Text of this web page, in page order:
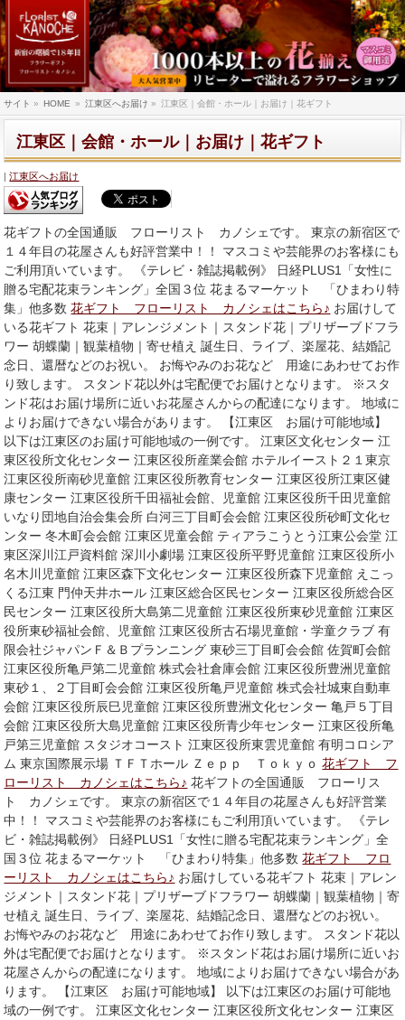
サイト » HOME » 江東区へお届け » 江東区｜会館・ホール｜お届け｜花ギフト
江東区｜会館・ホール｜お届け｜花ギフト
江東区へお届け
花ギフトの全国通販 フローリスト カノシェです。 東京の新宿区で
１４年目の花屋さんも好評営業中！！ マスコミや芸能界のお客様にも
ご利用頂いています。 《テレビ・雑誌掲載例》 日経PLUS1「女性に
贈る宅配花束ランキング」全国３位 花まるマーケット 「ひまわり特
集」他多数花ギフト フローリスト カノシェはこちら♪ お届けして
いる花ギフト 花束｜アレンジメント｜スタンド花｜プリザーブドフラ
ワー 胡蝶蘭｜観葉植物｜寄せ植え 誕生日、ライブ、楽屋花、結婚記
念日、還暦などのお祝い。 お悔やみのお花など 用途にあわせてお作
り致します。 スタンド花以外は宅配便でお届けとなります。 ※スタ
ンド花はお届け場所に近いお花屋さんからの配達になります。 地域に
よりお届けできない場合があります。 【江東区 お届け可能地域】
以下は江東区のお届け可能地域の一例です。 江東区文化センター 江
東区役所文化センター 江東区役所産業会館 ホテルイースト２１東京
江東区役所南砂児童館 江東区役所教育センター 江東区役所江東区健
康センター 江東区役所千田福祉会館、児童館 江東区役所千田児童館
いなり団地自治会集会所 白河三丁目町会会館 江東区役所砂町文化セ
ンター 冬木町会会館 江東区児童会館 ティアラこうとう江東公会堂 江
東区深川江戸資料館 深川小劇場 江東区役所平野児童館 江東区役所小
名木川児童館 江東区森下文化センター 江東区役所森下児童館 えこっ
くる江東 門仲天井ホール 江東区総合区民センター 江東区役所総合区
民センター 江東区役所大島第二児童館 江東区役所東砂児童館 江東区
役所東砂福祉会館、児童館 江東区役所古石場児童館・学童クラブ 有
限会社ジャパンＦ＆Ｂプランニング 東砂三丁目町会会館 佐賀町会館
江東区役所亀戸第二児童館 株式会社倉庫会館 江東区役所豊洲児童館
東砂１、２丁目町会会館 江東区役所亀戸児童館 株式会社城東自動車
会館 江東区役所辰巳児童館 江東区役所豊洲文化センター 亀戸５丁目
会館 江東区役所大島児童館 江東区役所青少年センター 江東区役所亀
戸第三児童館 スタジオコースト 江東区役所東雲児童館 有明コロシア
ム 東京国際展示場 ＴＦＴホール Ｚｅｐｐ Ｔｏｋｙｏ花ギフト フ
ローリスト カノシェはこちら♪ 花ギフトの全国通販 フローリス
ト カノシェです。 東京の新宿区で１４年目の花屋さんも好評営業
中！！ マスコミや芸能界のお客様にもご利用頂いています。 《テレ
ビ・雑誌掲載例》 日経PLUS1「女性に贈る宅配花束ランキング」全
国３位 花まるマーケット 「ひまわり特集」他多数花ギフト フロ
ーリスト カノシェはこちら♪ お届けしている花ギフト 花束｜アレン
ジメント｜スタンド花｜プリザーブドフラワー 胡蝶蘭｜観葉植物｜寄
せ植え 誕生日、ライブ、楽屋花、結婚記念日、還暦などのお祝い。
お悔やみのお花など 用途にあわせてお作り致します。 スタンド花以
外は宅配便でお届けとなります。 ※スタンド花はお届け場所に近いお
花屋さんからの配達になります。 地域によりお届けできない場合があ
ります。 【江東区 お届け可能地域】 以下は江東区のお届け可能地
域の一例です。 江東区文化センター 江東区役所文化センター 江東区